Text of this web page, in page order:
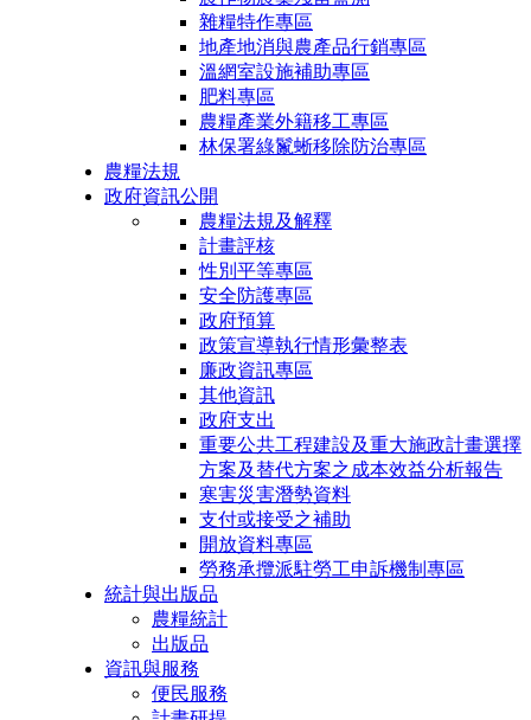
雜糧特作專區
地產地消與農產品行銷專區
溫網室設施補助專區
肥料專區
農糧產業外籍移工專區
林保署綠鬣蜥移除防治專區
農糧法規
政府資訊公開
農糧法規及解釋
計畫評核
性別平等專區
安全防護專區
政府預算
政策宣導執行情形彙整表
廉政資訊專區
其他資訊
政府支出
重要公共工程建設及重大施政計畫選擇
方案及替代方案之成本效益分析報告
寒害災害潛勢資料
支付或接受之補助
開放資料專區
勞務承攬派駐勞工申訴機制專區
統計與出版品
農糧統計
出版品
資訊與服務
便民服務